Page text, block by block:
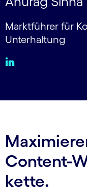
Marktführer für
Unterhaltung
Content-
kette.